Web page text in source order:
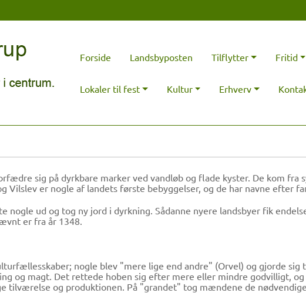
Forside Landsbyposten Tilflytter Fritid
Lokaler til fest Kultur Erhverv
sig på dyrkbare marker ved vandløb og flade kyster. De kom fra
Vilslev er nogle af landets første bebyggelser, og de har navne efter
nogle ud og tog ny jord i dyrkning. Sådanne nyere landsbyer fik
er fra år 1348.
nogle blev "mere lige end andre" (Orvel) og gjorde
og magt. Det rettede hoben sig efter mere eller mindre godvilligt,
tilværelse og produktionen. På "grandet" tog mændene de